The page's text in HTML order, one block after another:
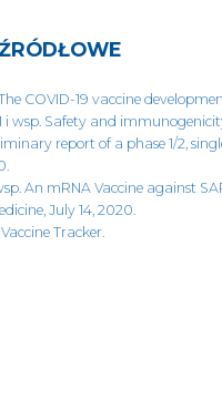
The COVID-19 vaccine
i wsp. Safety and
report of a phase 1/2,
An mRNA Vaccine against
July 14, 2020.
Tracker.